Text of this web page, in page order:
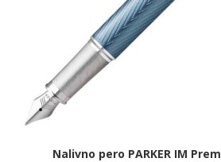
Nalivno pero PARKER IM